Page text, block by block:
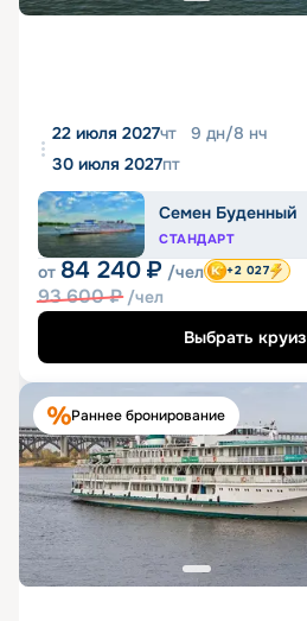
22 июля 2027чт 9 дн/8 нч
30 июля 2027пт
Семен Буденный
СТАНДАРТ
от 84 240 ₽ /чел
93 600₽ /чел
+2 027
Выбрать круиз
Раннее бронирование